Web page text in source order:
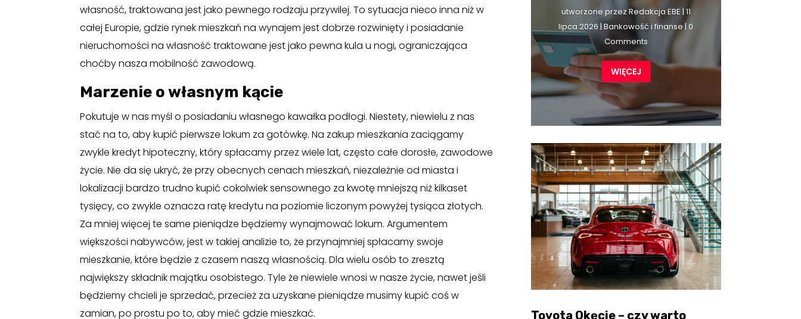
własność, traktowana jest jako pewnego rodzaju przywilej. To sytuacja nieco inna niż w
całej Europie, gdzie rynek mieszkań na wynajem jest dobrze rozwinięty i posiadanie
nieruchomości na własność traktowane jest jako pewna kula u nogi, ograniczająca
choćby nasza mobilność zawodową.
Marzenie o własnym kącie
Pokutuje w nas myśl o posiadaniu własnego kawałka podłogi. Niestety, niewielu z nas
stać na to, aby kupić pierwsze lokum za gotówkę. Na zakup mieszkania zaciągamy
zwykle kredyt hipoteczny, który spłacamy przez wiele lat, często całe dorosłe, zawodowe
życie. Nie da się ukryć, że przy obecnych cenach mieszkań, niezależnie od miasta i
lokalizacji bardzo trudno kupić cokolwiek sensownego za kwotę mniejszą niż kilkaset
tysięcy, co zwykle oznacza ratę kredytu na poziomie liczonym powyżej tysiąca złotych.
Za mniej więcej te same pieniądze będziemy wynajmować lokum. Argumentem
większości nabywców, jest w takiej analizie to, że przynajmniej spłacamy swoje
mieszkanie, które będzie z czasem naszą własnością. Dla wielu osób to zresztą
największy składnik majątku osobistego. Tyle że niewiele wnosi w nasze życie, nawet jeśli
będziemy chcieli je sprzedać, przecież za uzyskane pieniądze musimy kupić coś w
zamian, po prostu po to, aby mieć gdzie mieszkać.
utworzone przezRedakcja EBE | 11
lipca 2026 |Bankowość i finanse| 0
Comments
WIĘCEJ
Toyota Okęcie – czy warto